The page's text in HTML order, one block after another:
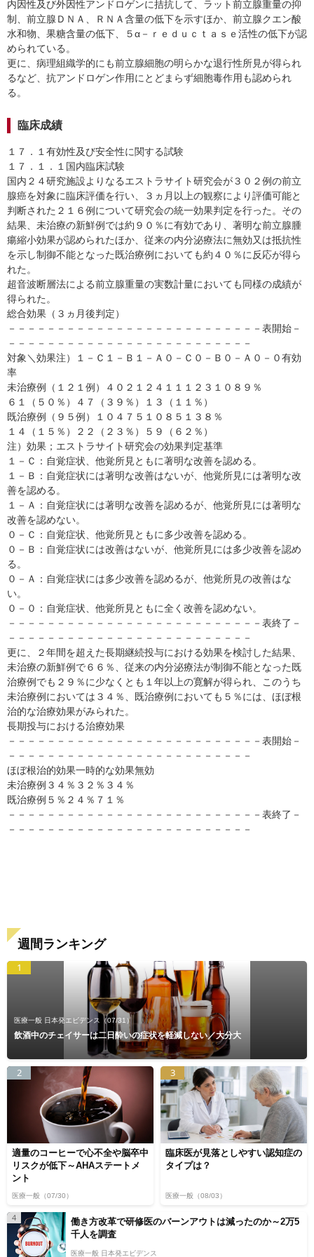
内因性及び外因性アンドロゲンに拮抗して、ラット前立腺重量の抑
制、前立腺ＤＮＡ、ＲＮＡ含量の低下を示すほか、前立腺クエン酸
水和物、果糖含量の低下、５α－ｒｅｄｕｃｔａｓｅ活性の低下が認
められている。
更に、病理組織学的にも前立腺細胞の明らかな退行性所見が得られ
るなど、抗アンドロゲン作用にとどまらず細胞毒作用も認められ
る。
臨床成績
１７．１有効性及び安全性に関する試験
１７．１．１国内臨床試験
国内２４研究施設よりなるエストラサイト研究会が３０２例の前立
腺癌を対象に臨床評価を行い、３ヵ月以上の観察により評価可能と
判断された２１６例について研究会の統一効果判定を行った。その
結果、未治療の新鮮例では約９０％に有効であり、著明な前立腺腫
瘍縮小効果が認められたほか、従来の内分泌療法に無効又は抵抗性
を示し制御不能となった既治療例においても約４０％に反応が得ら
れた。
超音波断層法による前立腺重量の実数計量においても同様の成績が
得られた。
総合効果（３ヵ月後判定）
－－－－－－－－－－－－－－－－－－－－－－－－－－表開始－
－－－－－－－－－－－－－－－－－－－－－－－－－
対象＼効果注）１－Ｃ１－Ｂ１－Ａ０－Ｃ０－Ｂ０－Ａ０－０有効
率
未治療例（１２１例）４０２１２４１１１２３１０８９％
６１（５０％）４７（３９％）１３（１１％）
既治療例（９５例）１０４７５１０８５１３８％
１４（１５％）２２（２３％）５９（６２％）
注）効果；エストラサイト研究会の効果判定基準
１－Ｃ：自覚症状、他覚所見ともに著明な改善を認める。
１－Ｂ：自覚症状には著明な改善はないが、他覚所見には著明な改
善を認める。
１－Ａ：自覚症状には著明な改善を認めるが、他覚所見には著明な
改善を認めない。
０－Ｃ：自覚症状、他覚所見ともに多少改善を認める。
０－Ｂ：自覚症状には改善はないが、他覚所見には多少改善を認め
る。
０－Ａ：自覚症状には多少改善を認めるが、他覚所見の改善はな
い。
０－０：自覚症状、他覚所見ともに全く改善を認めない。
－－－－－－－－－－－－－－－－－－－－－－－－－－表終了－
－－－－－－－－－－－－－－－－－－－－－－－－－
更に、２年間を超えた長期継続投与における効果を検討した結果、
未治療の新鮮例で６６％、従来の内分泌療法が制御不能となった既
治療例でも２９％に少なくとも１年以上の寛解が得られ、このうち
未治療例においては３４％、既治療例においても５％には、ほぼ根
治的な治療効果がみられた。
長期投与における治療効果
－－－－－－－－－－－－－－－－－－－－－－－－－－表開始－
－－－－－－－－－－－－－－－－－－－－－－－－－
ほぼ根治的効果一時的な効果無効
未治療例３４％３２％３４％
既治療例５％２４％７１％
－－－－－－－－－－－－－－－－－－－－－－－－－－表終了－
－－－－－－－－－－－－－－－－－－－－－－－－－
週間ランキング
1
医療一般 日本発エビデンス （07/31）
飲酒中のチェイサーは二日酔いの症状を軽減しない／大分大
2
適量のコーヒーで心不全や脳卒中
リスクが低下～AHAステートメ
ント
医療一般 （07/30）
3
臨床医が見落としやすい認知症の
タイプは？
医療一般 （08/03）
4
働き方改革で研修医のバーンアウトは減ったのか～2万5
千人を調査
医療一般 日本発エビデンス